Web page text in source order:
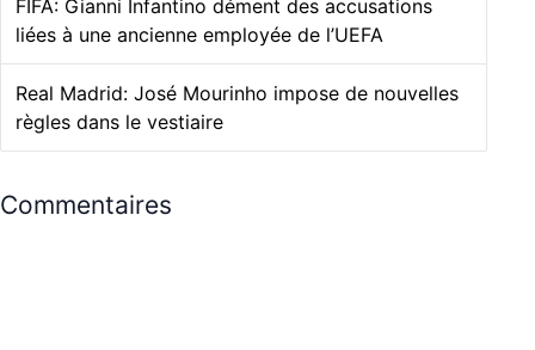
FIFA: Gianni Infantino dément des accusations
liées à une ancienne employée de l’UEFA
Real Madrid: José Mourinho impose de nouvelles
règles dans le vestiaire
Commentaires